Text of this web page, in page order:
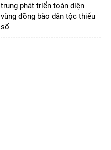
trung phát triển toàn diện
vùng đồng bào dân tộc thiểu
số